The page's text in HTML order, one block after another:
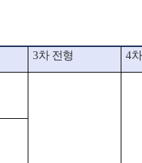
3차 전형 4